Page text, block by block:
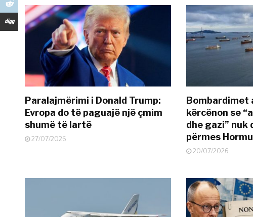
Paralajmërimi i Donald Trump:
Evropa do të paguajë një çmim
shumë të lartë
27/07/2026
Bombardimet
kërcënon se
dhe gazi” nuk
përmes
20/07/2026